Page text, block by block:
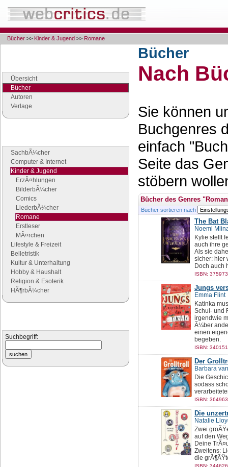
Bücher >> Kinder & Jugend >> Romane
Übersicht
Bücher
Autoren
Verlage
SachbÃ¼cher
Computer & Internet
Kinder & Jugend
ErzÃ¤hlungen
BilderbÃ¼cher
Comics
LiederbÃ¼cher
Romane
Erstleser
MÃ¤rchen
Lifestyle & Freizeit
Belletristik
Kultur & Unterhaltung
Hobby & Haushalt
Religion & Esoterik
HÃ¶rbÃ¼cher
Suchbegriff:
Bücher
Nach
Sie können
Buchgenres
einfach
Seite das
stöbern
Bücher des Genres
Bücher sortieren nach
The Bat
Noemi
Kylie stellt
auch ihre
Als sie
sicher: hier
Doch auch
ISBN:
Jungs
Emma Flint
Katinka
Schul- und
irgendwie
Ã¼ber
einen
begeben.
ISBN:
Der
Barbara
Die
sodass
ISBN:
Die
Natalie
Zwei
auf den
Deine
Zweitens:
die
ISBN: